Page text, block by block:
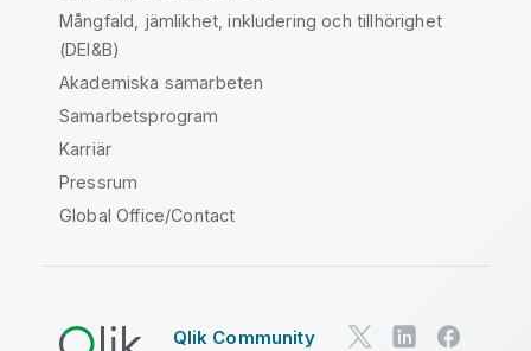
Mångfald, jämlikhet, inkludering och tillhörighet
(DEI&B)
Akademiska samarbeten
Samarbetsprogram
Karriär
Pressrum
Global Office/Contact
Qlik Community